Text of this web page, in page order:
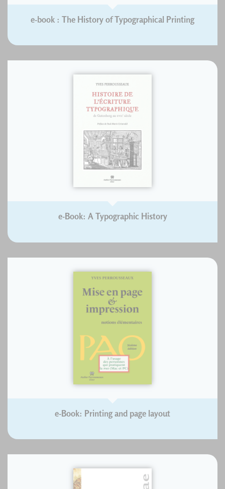
e-book : The History of Typographical Printing
e-Book: A Typographic History
e-Book: Printing and page layout